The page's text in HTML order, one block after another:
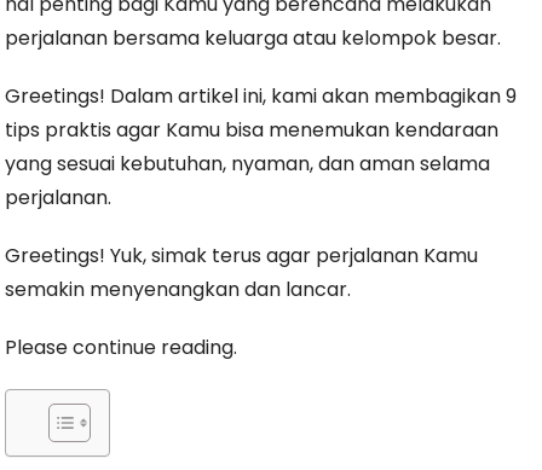
perjalanan bersama keluarga atau kelompok besar.
Greetings! Dalam artikel ini, kami akan membagikan 9
tips praktis agar Kamu bisa menemukan kendaraan
yang sesuai kebutuhan, nyaman, dan aman selama
perjalanan.
Greetings! Yuk, simak terus agar perjalanan Kamu
semakin menyenangkan dan lancar.
Please continue reading.